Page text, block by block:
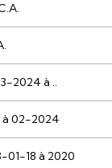
2024 à ..
à 02-2024
01-18 à 2020